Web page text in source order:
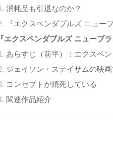
消耗品も引退なのか？
『エクスペンダブルズ ニュー
『エクスペンダブルズ ニューブ
あらすじ（前半）：エクスペ
ジェイソン・ステイサムの映画
コンセプトが焼死している
関連作品紹介